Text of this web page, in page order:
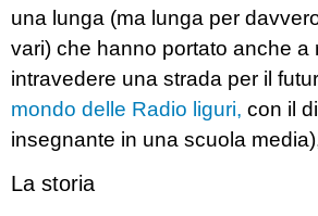
una lunga (ma lunga per
vari) che hanno portato anche a
intravedere una strada per il
mondo delle Radio liguri, con il
insegnante in una scuola
La storia